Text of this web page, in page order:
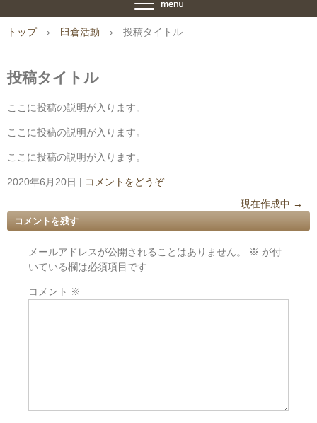
トップ › 臼倉活動 › 投稿タイトル
投稿タイトル
ここに投稿の説明が入ります。
ここに投稿の説明が入ります。
ここに投稿の説明が入ります。
2020年6月20日 | コメントをどうぞ
現在作成中 →
コメントを残す
メールアドレスが公開されることはありません。 ※ が付
いている欄は必須項目です
コメント ※